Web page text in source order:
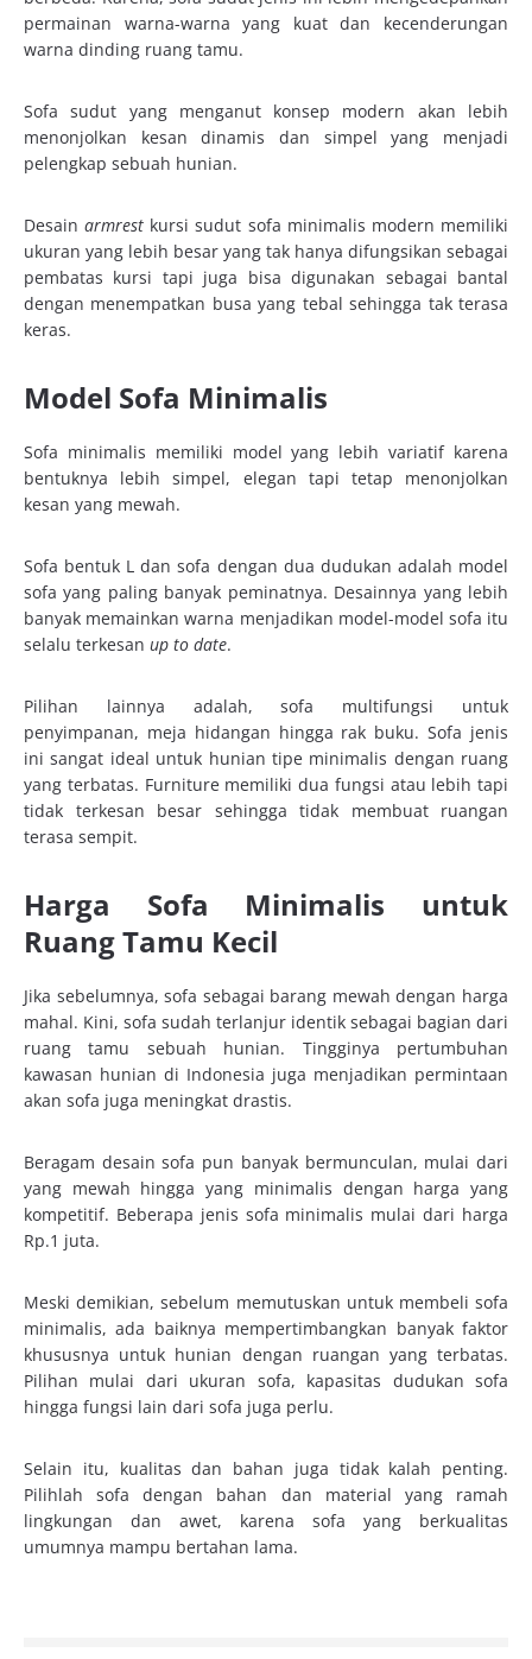
permainan warna-warna yang kuat dan kecenderungan
warna dinding ruang tamu.
Sofa sudut yang menganut konsep modern akan lebih
menonjolkan kesan dinamis dan simpel yang menjadi
pelengkap sebuah hunian.
Desainarmrest kursi sudut sofa minimalis modern memiliki
ukuran yang lebih besar yang tak hanya difungsikan sebagai
pembatas kursi tapi juga bisa digunakan sebagai bantal
dengan menempatkan busa yang tebal sehingga tak terasa
keras.
Model Sofa Minimalis
Sofa minimalis memiliki model yang lebih variatif karena
bentuknya lebih simpel, elegan tapi tetap menonjolkan
kesan yang mewah.
Sofa bentuk L dan sofa dengan dua dudukan adalah model
sofa yang paling banyak peminatnya. Desainnya yang lebih
banyak memainkan warna menjadikan model-model sofa itu
selalu terkesan up to date.
Pilihan lainnya adalah, sofa multifungsi untuk
penyimpanan, meja hidangan hingga rak buku. Sofa jenis
ini sangat ideal untuk hunian tipe minimalis dengan ruang
yang terbatas. Furniture memiliki dua fungsi atau lebih tapi
tidak terkesan besar sehingga tidak membuat ruangan
terasa sempit.
Harga Sofa Minimalis untuk
Ruang Tamu Kecil
Jika sebelumnya, sofa sebagai barang mewah dengan harga
mahal. Kini, sofa sudah terlanjur identik sebagai bagian dari
ruang tamu sebuah hunian. Tingginya pertumbuhan
kawasan hunian di Indonesia juga menjadikan permintaan
akan sofa juga meningkat drastis.
Beragam desain sofa pun banyak bermunculan, mulai dari
yang mewah hingga yang minimalis dengan harga yang
kompetitif. Beberapa jenis sofa minimalis mulai dari harga
Rp.1 juta.
Meski demikian, sebelum memutuskan untuk membeli sofa
minimalis, ada baiknya mempertimbangkan banyak faktor
khususnya untuk hunian dengan ruangan yang terbatas.
Pilihan mulai dari ukuran sofa, kapasitas dudukan sofa
hingga fungsi lain dari sofa juga perlu.
Selain itu, kualitas dan bahan juga tidak kalah penting.
Pilihlah sofa dengan bahan dan material yang ramah
lingkungan dan awet, karena sofa yang berkualitas
umumnya mampu bertahan lama.